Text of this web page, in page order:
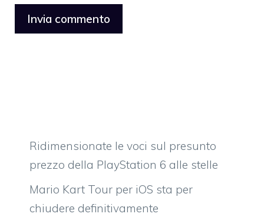
Ridimensionate le voci sul presunto
prezzo della PlayStation 6 alle stelle
Mario Kart Tour per iOS sta per
chiudere definitivamente